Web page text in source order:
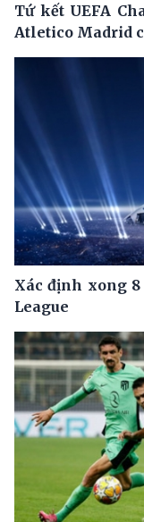
Tứ kết UEFA
Atletico Madrid
Xác định xong 8
League